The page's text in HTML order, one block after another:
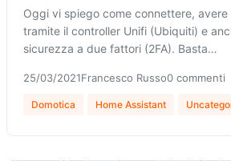
Oggi vi spiego come connettere,
tramite il controller Unifi (Ubiquiti) e
sicurezza a due fattori (2FA). Basta…
25/03/2021Francesco Russo0 commenti
Domotica Home Assistant